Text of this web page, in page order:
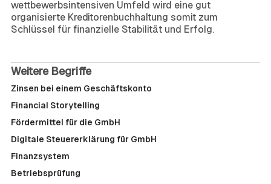
wettbewerbsintensiven Umfeld wird eine gut
organisierte Kreditorenbuchhaltung somit zum
Schlüssel für finanzielle Stabilität und Erfolg.
Weitere Begriffe
Zinsen bei einem Geschäftskonto
Financial Storytelling
Fördermittel für die GmbH
Digitale Steuererklärung für GmbH
Finanzsystem
Betriebsprüfung